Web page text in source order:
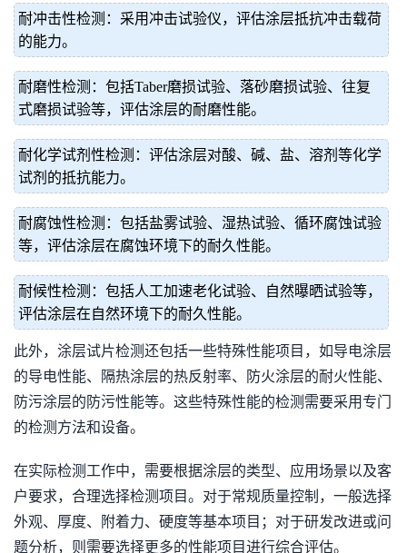
耐冲击性检测：采用冲击试验仪，评估涂层抵抗冲击载荷
的能力。
耐磨性检测：包括Taber磨损试验、落砂磨损试验、往复
式磨损试验等，评估涂层的耐磨性能。
耐化学试剂性检测：评估涂层对酸、碱、盐、溶剂等化学
试剂的抵抗能力。
耐腐蚀性检测：包括盐雾试验、湿热试验、循环腐蚀试验
等，评估涂层在腐蚀环境下的耐久性能。
耐候性检测：包括人工加速老化试验、自然曝晒试验等，
评估涂层在自然环境下的耐久性能。
此外，涂层试片检测还包括一些特殊性能项目，如导电涂层
的导电性能、隔热涂层的热反射率、防火涂层的耐火性能、
防污涂层的防污性能等。这些特殊性能的检测需要采用专门
的检测方法和设备。
在实际检测工作中，需要根据涂层的类型、应用场景以及客
户要求，合理选择检测项目。对于常规质量控制，一般选择
外观、厚度、附着力、硬度等基本项目；对于研发改进或问
题分析，则需要选择更多的性能项目进行综合评估。